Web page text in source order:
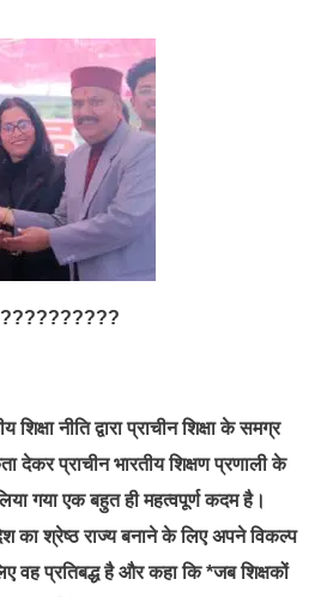
नीति द्वारा प्राचीन शिक्षा के समग्र
देकर प्राचीन भारतीय शिक्षण प्रणाली के
गया एक बहुत ही महत्वपूर्ण कदम है।
का श्रेष्ठ राज्य बनाने के लिए अपने विकल्प
वह प्रतिबद्ध है और कहा कि *जब शिक्षकों